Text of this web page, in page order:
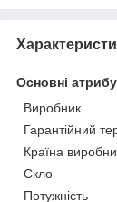
Основні
Виробник
Гарантійний
Країна
Скло
Потужність